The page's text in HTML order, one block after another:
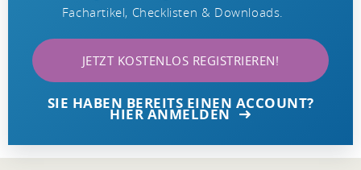
Fachartikel, Checklisten & Downloads.
JETZT KOSTENLOS REGISTRIEREN!
SIE HABEN BEREITS EINEN ACCOUNT?
HIER ANMELDEN